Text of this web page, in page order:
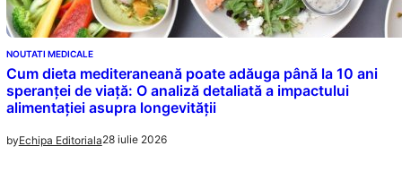
NOUTATI MEDICALE
Cum dieta mediteraneană poate adăuga până la 10 ani
speranței de viață: O analiză detaliată a impactului
alimentației asupra longevității
byEchipa Editoriala28 iulie 2026